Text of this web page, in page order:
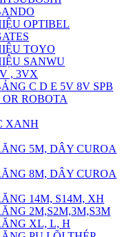
OPTIBEL
TOYO
SANWU
, 3VX
C D E 5V 8V SPB
ROBOTA
XANH
5M, DÂY CUROA
8M, DÂY CUROA
14M, S14M, XH
2M,S2M,3M,S3M
XL, L, H